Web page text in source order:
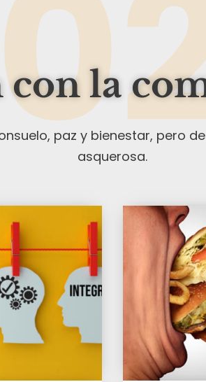
la
paz y bienestar, pero
asquerosa.